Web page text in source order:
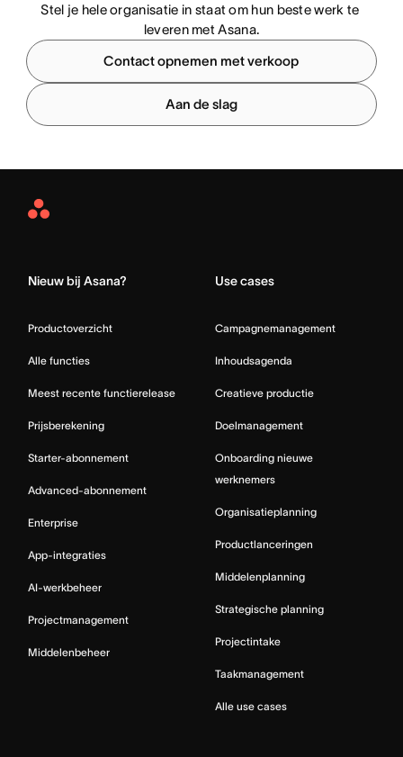
Stel je hele organisatie in staat om hun beste werk te
leveren met Asana.
Contact opnemen met verkoop
Aan de slag
Asana
Nieuw bij Asana?
Productoverzicht
Alle functies
Meest recente functierelease
Prijsberekening
Starter-abonnement
Advanced-abonnement
Enterprise
App-integraties
AI-werkbeheer
Projectmanagement
Middelenbeheer
Use cases
Campagnemanagement
Inhoudsagenda
Creatieve productie
Doelmanagement
Onboarding nieuwe
werknemers
Organisatieplanning
Productlanceringen
Middelenplanning
Strategische planning
Projectintake
Taakmanagement
Alle use cases